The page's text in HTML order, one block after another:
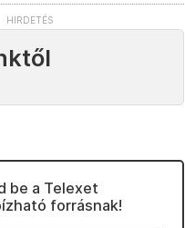
be a Telexet
forrásnak!